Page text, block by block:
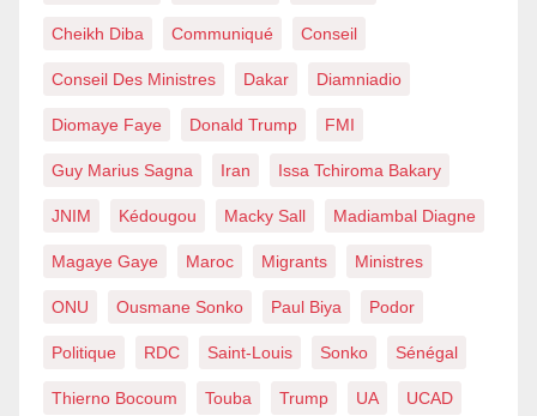
Cheikh Diba Communiqué Conseil
Conseil Des Ministres Dakar Diamniadio
Diomaye Faye Donald Trump FMI
Guy Marius Sagna Iran Issa Tchiroma Bakary
JNIM Kédougou Macky Sall Madiambal Diagne
Magaye Gaye Maroc Migrants Ministres
ONU Ousmane Sonko Paul Biya Podor
Politique RDC Saint-Louis Sonko Sénégal
Thierno Bocoum Touba Trump UA UCAD